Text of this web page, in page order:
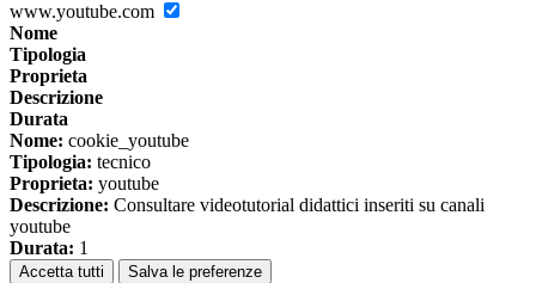
www.youtube.com
Nome
Tipologia
Proprieta
Descrizione
Durata
Nome: cookie_youtube
Tipologia: tecnico
Proprieta: youtube
Descrizione: Consultare videotutorial didattici inseriti su canali
youtube
Durata: 1
Accetta tutti Salva le preferenze